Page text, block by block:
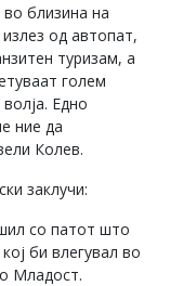
близина на
од автопат,
туризам, а
голем
Едно
ние да
Колев.
заклучи:
со патот што
би влегувал во
Младост.